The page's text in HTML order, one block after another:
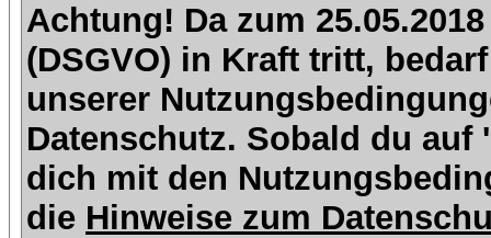
Achtung! Da zum
(DSGVO) in Kraft tritt,
unserer
Datenschutz. Sobald du
dich mit den
die Hinweise zum